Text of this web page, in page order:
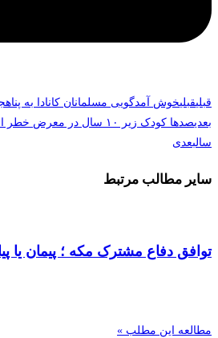
قبلیقبلیخوش آمدگویی مسلمانان کانادا به
بعدی
صدها کودک زیر ۱۰ سال در
سالبعدی
سایر مطالب مرتبط
توافق دفاع مشترک مکه ؛ پیمان یا
مطالعه این مطلب »